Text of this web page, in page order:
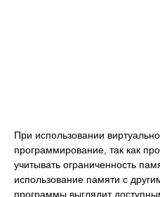
При использовании
программирование, так как
учитывать ограниченность
использование памяти с
программы выглядит